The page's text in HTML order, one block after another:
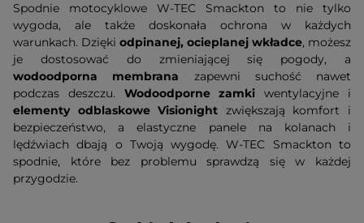
Spodnie motocyklowe W-TEC Smackton to nie tylko
wygoda, ale także doskonała ochrona w każdych
warunkach. Dzięki odpinanej, ocieplanej wkładce, możesz
je dostosować do zmieniającej się pogody, a
wodoodporna membrana zapewni suchość nawet
podczas deszczu. Wodoodporne zamki wentylacyjne i
elementy odblaskowe Visionight zwiększają komfort i
bezpieczeństwo, a elastyczne panele na kolanach i
lędźwiach dbają o Twoją wygodę. W-TEC Smackton to
spodnie, które bez problemu sprawdzą się w każdej
przygodzie.